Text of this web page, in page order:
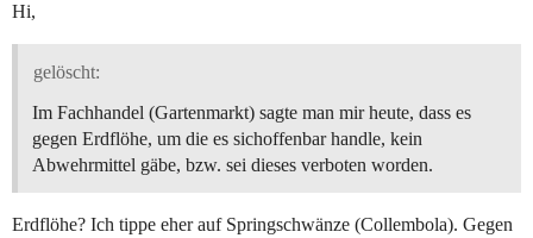
Hi,
gelöscht:
Im Fachhandel (Gartenmarkt) sagte man mir heute, dass es
gegen Erdflöhe, um die es sichoffenbar handle, kein
Abwehrmittel gäbe, bzw. sei dieses verboten worden.
Erdflöhe? Ich tippe eher auf Springschwänze (Collembola). Gegen